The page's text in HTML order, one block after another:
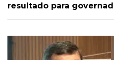
resultado para